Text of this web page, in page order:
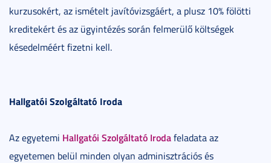
kurzusokért, az ismételt javítóvizsgáért, a plusz 10% fölötti
kreditekért és az ügyintézés során felmerülő költségek
késedelméért fizetni kell.
Hallgatói Szolgáltató Iroda
Az egyetemi Hallgatói Szolgáltató Irodafeladata az
egyetemen belül minden olyan adminisztrációs és